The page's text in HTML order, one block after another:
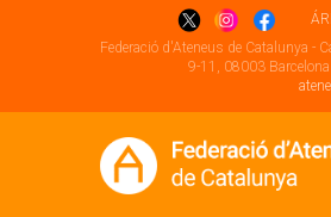
Federació d'Ateneus de Catalunya -
9-11, 08003 Barcelona